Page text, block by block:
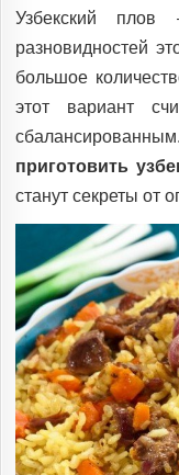
Узбекский
разновидностей
большое
этот вариант
приготовить
станут секреты от